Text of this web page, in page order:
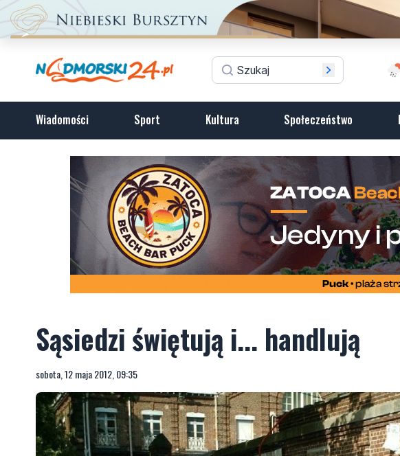
Wiadomości Sport Kultura Społeczeństwo
Sąsiedzi świętują i... handlują
sobota, 12 maja 2012, 09:35